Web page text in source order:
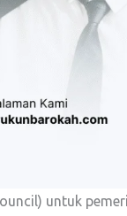
untuk